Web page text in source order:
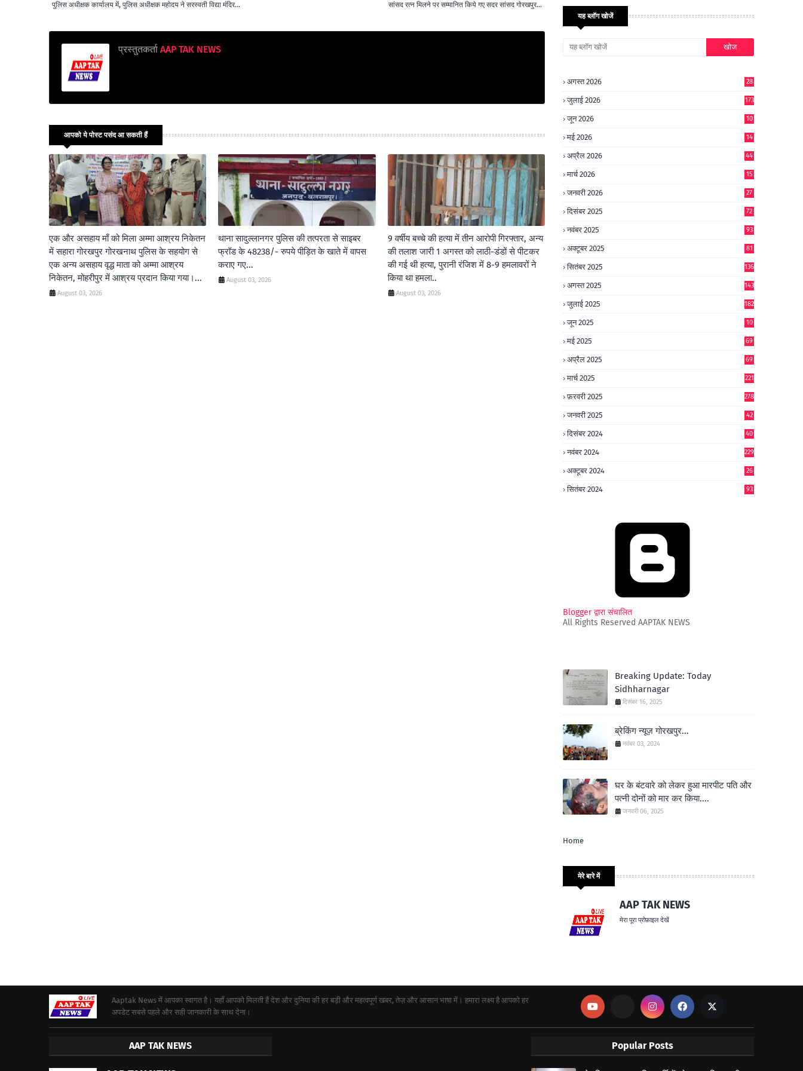
सांसद रत्न मिलने पर सम्मानित किये गए सदर सांसद गोरखपुर...
पुलिस अधीक्षक कार्यालय में, पुलिस अधीक्षक महोदय ने सरस्वती विद्या मंदिर...
प्रस्तुतकर्ता AAP TAK NEWS
आपको ये पोस्ट पसंद आ सकती हैं
एक और असहाय माँ को मिला अम्मा आश्रय निकेतन
में सहारा गोरखपुर गोरखनाथ पुलिस के सहयोग से
एक अन्य असहाय वृद्ध माता को अम्मा आश्रय
निकेतन, मोहरीपुर में आश्रय प्रदान किया गया।...
August 03, 2026
थाना सादुल्लानगर पुलिस की तत्परता से साइबर
फ्रॉड के 48238/- रुपये पीड़ित के खाते में वापस
कराए गए...
August 03, 2026
9 वर्षीय बच्चे की हत्या में तीन आरोपी गिरफ्तार, अन्य
की तलाश जारी 1 अगस्त को लाठी-डंडों से पीटकर
की गई थी हत्या, पुरानी रंजिश में 8-9 हमलावरों ने
किया था हमला..
August 03, 2026
यह ब्लॉग खोजें
अगस्त 2026 28
जुलाई 2026 173
जून 2026
10
मई 2026
14
अप्रैल 2026 44
मार्च 2026 15
जनवरी 2026 27
दिसंबर 2025 72
नवंबर 2025 93
अक्टूबर 2025 81
सितंबर 2025 136
अगस्त 2025 143
जुलाई 2025 182
जून 2025
10
मई 2025 69
अप्रैल 2025 69
मार्च 2025 221
फ़रवरी 2025 278
जनवरी 2025
42
दिसंबर 2024
40
नवंबर 2024 229
अक्टूबर 2024
26
सितंबर 2024 93
Blogger द्वारा संचालित
All Rights Reserved AAPTAK NEWS
Breaking Update: Today
Sidhharnagar
दिसंबर 16, 2025
ब्रेकिंग न्यूज़ गोरखपुर...
नवंबर 03, 2024
घर के बंटवारे को लेकर हुआ मारपीट पति और
पत्नी दोनों को मार कर किया....
जनवरी 06, 2025
Home
मेरे बारे में
AAP TAK NEWS
मेरा पूरा प्रोफ़ाइल देखें
Aaptak News में आपका स्वागत है। यहाँ आपको मिलती हैं देश और दुनिया की हर बड़ी और महत्वपूर्ण खबर, तेज़ और आसान भाषा में। हमारा लक्ष्य है आपको हर
अपडेट सबसे पहले और सही जानकारी के साथ देना।
AAP TAK NEWS Popular Posts